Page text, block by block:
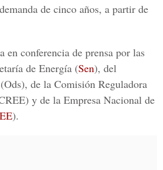
de cinco años, a partir de
en conferencia de prensa por las
de Energía (Sen), del
Ods), de la Comisión Reguladora
) y de la Empresa Nacional de
).